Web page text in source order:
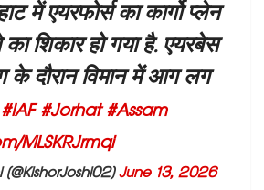
में एयरफोर्स का कार्गो प्लेन
शिकार हो गया है. एयरबेस
दौरान विमान में आग लग
#IAF#Jorhat#Assam
MLSKRJrmqi
June 13, 2026